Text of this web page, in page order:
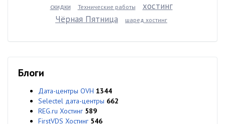
скидки
Технические работы
хостинг
Чёрная Пятница
шаред хостинг
Блоги
Дата-центры OVH 1344
Selectel дата-центры 662
REG.ru Хостинг 589
FirstVDS Хостинг 546